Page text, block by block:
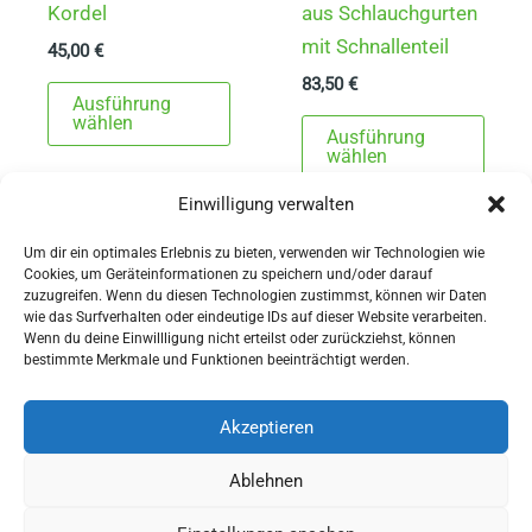
Einwilligung verwalten
Um dir ein optimales Erlebnis zu bieten, verwenden wir Technologien wie
Cookies, um Geräteinformationen zu speichern und/oder darauf
zuzugreifen. Wenn du diesen Technologien zustimmst, können wir Daten
wie das Surfverhalten oder eindeutige IDs auf dieser Website verarbeiten.
Wenn du deine Einwillligung nicht erteilst oder zurückziehst, können
bestimmte Merkmale und Funktionen beeinträchtigt werden.
Akzeptieren
Ablehnen
Kordel
45,00€
Ausführung
wählen
Dieses
weist
Varianten
auf.
Die
Optionen
können
der
Produktseite
gewählt
aus Schlauchgurten
mit Schnallenteil
83,50€
Ausführung
wählen
auf.
Die
der
AGBs
Widerrufsbelehrung